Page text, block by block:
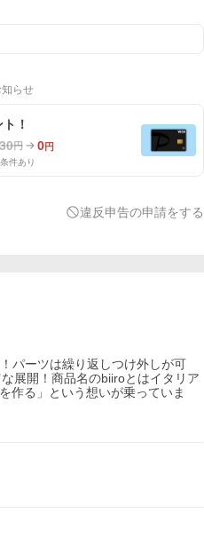
らせ
！
円 0円
件あり
違反申告の申請をする
パーツは繰り返しつけ外しが可
展開！商品名のbiiroとはイタリア
作る」という想いが乗っていま